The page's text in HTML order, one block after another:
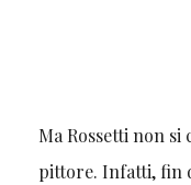
Ma Rossetti non si
pittore. Infatti, fin